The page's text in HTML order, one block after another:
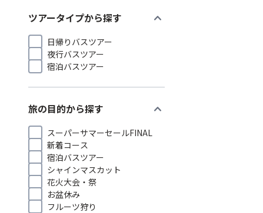
ツアータイプから探す expand_more
日帰りバスツアー
夜行バスツアー
宿泊バスツアー
旅の目的から探す expand_more
スーパーサマーセールFINAL
新着コース
宿泊バスツアー
シャインマスカット
花火大会・祭
お盆休み
フルーツ狩り